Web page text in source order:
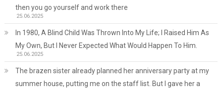
then you go yourself and work there
25.06.2025
In 1980, A Blind Child Was Thrown Into My Life; I Raised Him As
My Own, But I Never Expected What Would Happen To Him.
25.06.2025
The brazen sister already planned her anniversary party at my
summer house, putting me on the staff list. But I gave her a